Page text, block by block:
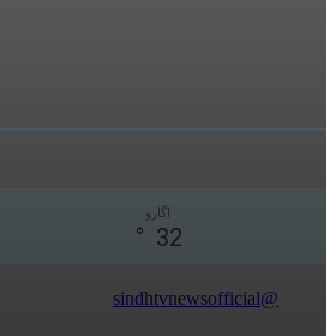
اڱارو
32
°
@sindhtvnewsofficial